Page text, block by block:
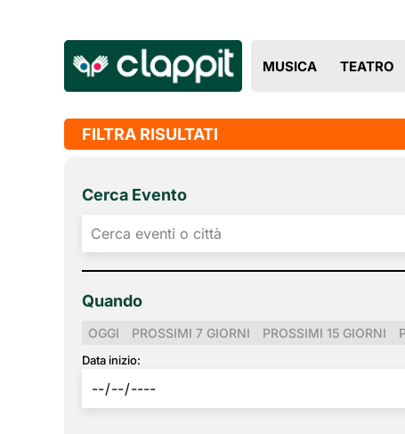
MUSICA TEATRO
FILTRA RISULTATI
Cerca Evento
Quando
OGGI PROSSIMI 7 GIORNI PROSSIMI 15 GIORNI
Data inizio: